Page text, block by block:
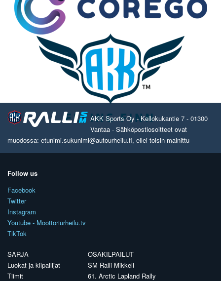
AKK Sports Oy - Kellokukantie 7 - 01300
Vantaa - Sähköpostiosoitteet ovat
muodossa: etunimi.sukunimi@autourheilu.fi, ellei toisin mainittu
Follow us
Facebook
Twitter
Instagram
Youtube - Moottoriurheilu.tv
TikTok
SARJA
Luokat ja kilpailijat
Tiimit
OSAKILPAILUT
SM Ralli Mikkeli
61. Arctic Lapland Rally